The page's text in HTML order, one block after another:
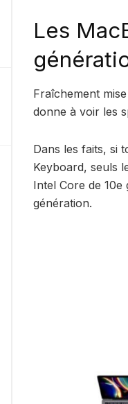
Les
Fraîchement
donne à voir les
Dans les faits, si
Keyboard, seuls
Intel Core de 10e
génération.